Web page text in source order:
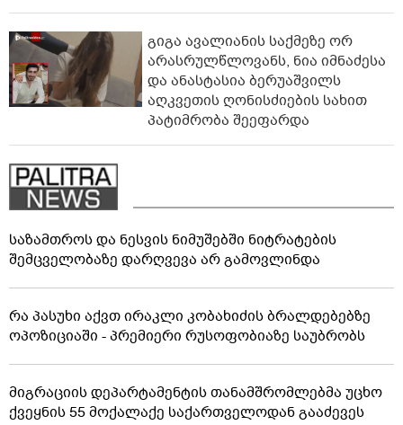
გიგა ავალიანის საქმეზე ორ
არასრულწლოვანს, ნია იმნაძესა
და ანასტასია ბერუაშვილს
აღკვეთის ღონისძიების სახით
პატიმრობა შეეფარდა
საზამთროს და ნესვის ნიმუშებში ნიტრატების
შემცველობაზე დარღვევა არ გამოვლინდა
რა პასუხი აქვთ ირაკლი კობახიძის ბრალდებებზე
ოპოზიციაში - პრემიერი რუსოფობიაზე საუბრობს
მიგრაციის დეპარტამენტის თანამშრომლებმა უცხო
ქვეყნის 55 მოქალაქე საქართველოდან გააძევეს